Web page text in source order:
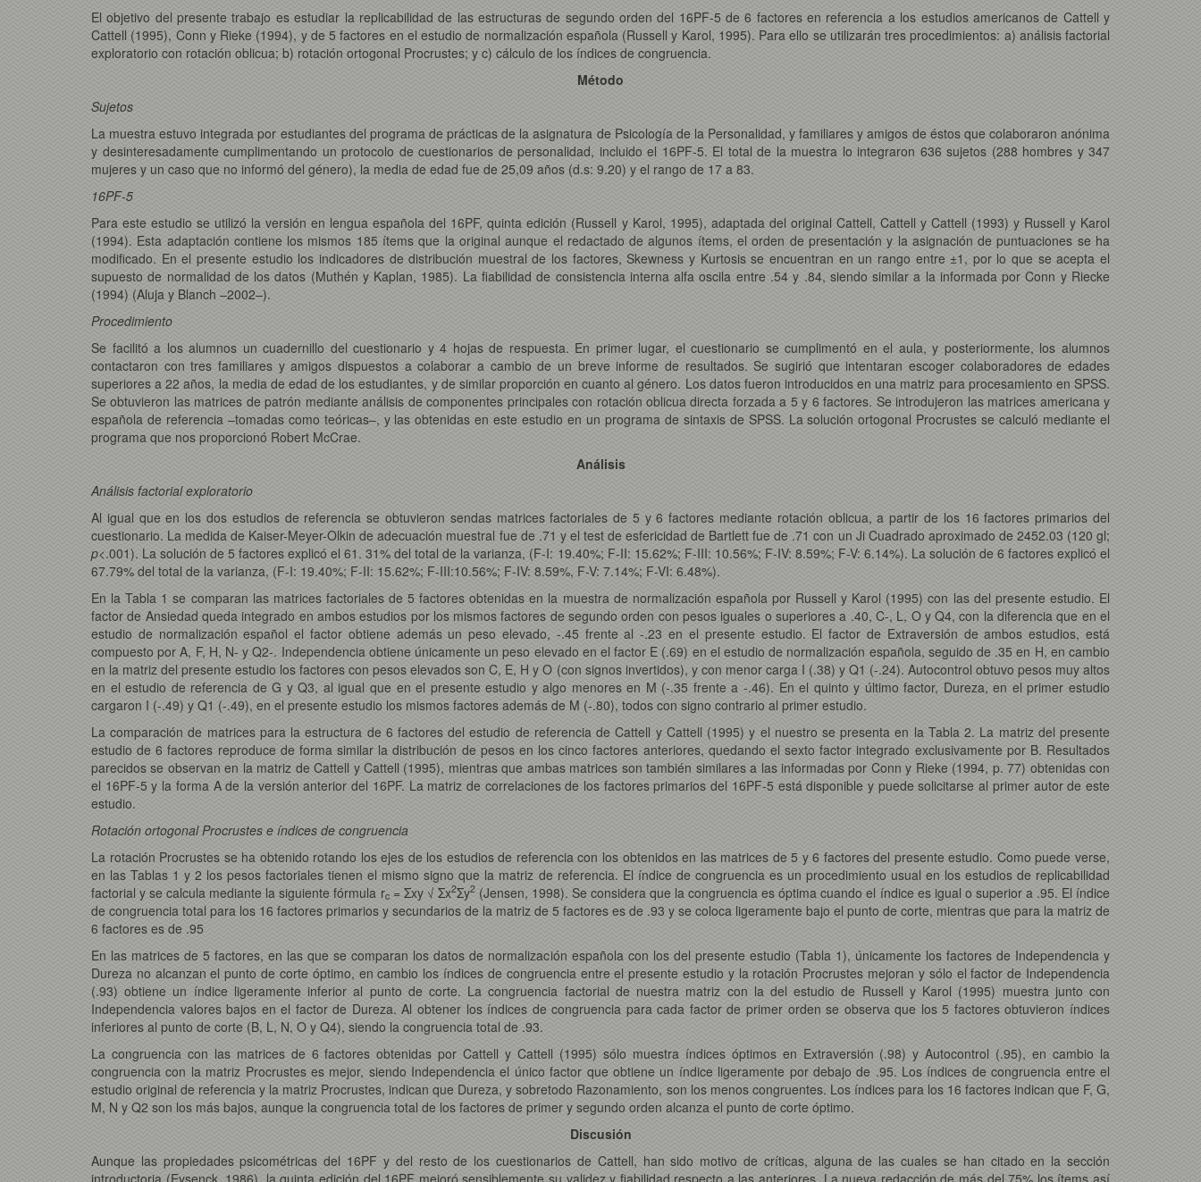
El objetivo del presente trabajo es estudiar la replicabilidad de las estructuras de segundo orden del 16PF-5 de 6 factores en referencia a los estudios americanos de Cattell y
Cattell (1995), Conn y Rieke (1994), y de 5 factores en el estudio de normalización española (Russell y Karol, 1995). Para ello se utilizarán tres procedimientos: a) análisis factorial
exploratorio con rotación oblicua; b) rotación ortogonal Procrustes; y c) cálculo de los índices de congruencia.
Método
Sujetos
La muestra estuvo integrada por estudiantes del programa de prácticas de la asignatura de Psicología de la Personalidad, y familiares y amigos de éstos que colaboraron anónima
y desinteresadamente cumplimentando un protocolo de cuestionarios de personalidad, incluido el 16PF-5. El total de la muestra lo integraron 636 sujetos (288 hombres y 347
mujeres y un caso que no informó del género), la media de edad fue de 25,09 años (d.s: 9.20) y el rango de 17 a 83.
16PF-5
Para este estudio se utilizó la versión en lengua española del 16PF, quinta edición (Russell y Karol, 1995), adaptada del original Cattell, Cattell y Cattell (1993) y Russell y Karol
(1994). Esta adaptación contiene los mismos 185 ítems que la original aunque el redactado de algunos ítems, el orden de presentación y la asignación de puntuaciones se ha
modificado. En el presente estudio los indicadores de distribución muestral de los factores, Skewness y Kurtosis se encuentran en un rango entre ±1, por lo que se acepta el
supuesto de normalidad de los datos (Muthén y Kaplan, 1985). La fiabilidad de consistencia interna alfa oscila entre .54 y .84, siendo similar a la informada por Conn y Riecke
(1994) (Aluja y Blanch –2002–).
Procedimiento
Se facilitó a los alumnos un cuadernillo del cuestionario y 4 hojas de respuesta. En primer lugar, el cuestionario se cumplimentó en el aula, y posteriormente, los alumnos
contactaron con tres familiares y amigos dispuestos a colaborar a cambio de un breve informe de resultados. Se sugirió que intentaran escoger colaboradores de edades
superiores a 22 años, la media de edad de los estudiantes, y de similar proporción en cuanto al género. Los datos fueron introducidos en una matriz para procesamiento en SPSS.
Se obtuvieron las matrices de patrón mediante análisis de componentes principales con rotación oblicua directa forzada a 5 y 6 factores. Se introdujeron las matrices americana y
española de referencia –tomadas como teóricas–, y las obtenidas en este estudio en un programa de sintaxis de SPSS. La solución ortogonal Procrustes se calculó mediante el
programa que nos proporcionó Robert McCrae.
Análisis
Análisis factorial exploratorio
Al igual que en los dos estudios de referencia se obtuvieron sendas matrices factoriales de 5 y 6 factores mediante rotación oblicua, a partir de los 16 factores primarios del
cuestionario. La medida de Kaiser-Meyer-Olkin de adecuación muestral fue de .71 y el test de esfericidad de Bartlett fue de .71 con un Ji Cuadrado aproximado de 2452.03 (120 gl;
p<.001). La solución de 5 factores explicó el 61. 31% del total de la varianza, (F-I: 19.40%; F-II: 15.62%; F-III: 10.56%; F-IV: 8.59%; F-V: 6.14%). La solución de 6 factores explicó el
67.79% del total de la varianza, (F-I: 19.40%; F-II: 15.62%; F-III:10.56%; F-IV: 8.59%, F-V: 7.14%; F-VI: 6.48%).
En la Tabla 1 se comparan las matrices factoriales de 5 factores obtenidas en la muestra de normalización española por Russell y Karol (1995) con las del presente estudio. El
factor de Ansiedad queda integrado en ambos estudios por los mismos factores de segundo orden con pesos iguales o superiores a .40, C-, L, O y Q4, con la diferencia que en el
estudio de normalización español el factor obtiene además un peso elevado, -.45 frente al -.23 en el presente estudio. El factor de Extraversión de ambos estudios, está
compuesto por A, F, H, N- y Q2-. Independencia obtiene únicamente un peso elevado en el factor E (.69) en el estudio de normalización española, seguido de .35 en H, en cambio
en la matriz del presente estudio los factores con pesos elevados son C, E, H y O (con signos invertidos), y con menor carga I (.38) y Q1 (-.24). Autocontrol obtuvo pesos muy altos
en el estudio de referencia de G y Q3, al igual que en el presente estudio y algo menores en M (-.35 frente a -.46). En el quinto y último factor, Dureza, en el primer estudio
cargaron I (-.49) y Q1 (-.49), en el presente estudio los mismos factores además de M (-.80), todos con signo contrario al primer estudio.
La comparación de matrices para la estructura de 6 factores del estudio de referencia de Cattell y Cattell (1995) y el nuestro se presenta en la Tabla 2. La matriz del presente
estudio de 6 factores reproduce de forma similar la distribución de pesos en los cinco factores anteriores, quedando el sexto factor integrado exclusivamente por B. Resultados
parecidos se observan en la matriz de Cattell y Cattell (1995), mientras que ambas matrices son también similares a las informadas por Conn y Rieke (1994, p. 77) obtenidas con
el 16PF-5 y la forma A de la versión anterior del 16PF. La matriz de correlaciones de los factores primarios del 16PF-5 está disponible y puede solicitarse al primer autor de este
estudio.
Rotación ortogonal Procrustes e índices de congruencia
La rotación Procrustes se ha obtenido rotando los ejes de los estudios de referencia con los obtenidos en las matrices de 5 y 6 factores del presente estudio. Como puede verse,
en las Tablas 1 y 2 los pesos factoriales tienen el mismo signo que la matriz de referencia. El índice de congruencia es un procedimiento usual en los estudios de replicabilidad
factorial y se calcula mediante la siguiente fórmula rc= Σxy √ Σx2Σy2(Jensen, 1998). Se considera que la congruencia es óptima cuando el índice es igual o superior a .95. El índice
de congruencia total para los 16 factores primarios y secundarios de la matriz de 5 factores es de .93 y se coloca ligeramente bajo el punto de corte, mientras que para la matriz de
6 factores es de .95
En las matrices de 5 factores, en las que se comparan los datos de normalización española con los del presente estudio (Tabla 1), únicamente los factores de Independencia y
Dureza no alcanzan el punto de corte óptimo, en cambio los índices de congruencia entre el presente estudio y la rotación Procrustes mejoran y sólo el factor de Independencia
(.93) obtiene un índice ligeramente inferior al punto de corte. La congruencia factorial de nuestra matriz con la del estudio de Russell y Karol (1995) muestra junto con
Independencia valores bajos en el factor de Dureza. Al obtener los índices de congruencia para cada factor de primer orden se observa que los 5 factores obtuvieron índices
inferiores al punto de corte (B, L, N, O y Q4), siendo la congruencia total de .93.
La congruencia con las matrices de 6 factores obtenidas por Cattell y Cattell (1995) sólo muestra índices óptimos en Extraversión (.98) y Autocontrol (.95), en cambio la
congruencia con la matriz Procrustes es mejor, siendo Independencia el único factor que obtiene un índice ligeramente por debajo de .95. Los índices de congruencia entre el
estudio original de referencia y la matriz Procrustes, indican que Dureza, y sobretodo Razonamiento, son los menos congruentes. Los índices para los 16 factores indican que F, G,
M, N y Q2 son los más bajos, aunque la congruencia total de los factores de primer y segundo orden alcanza el punto de corte óptimo.
Discusión
Aunque las propiedades psicométricas del 16PF y del resto de los cuestionarios de Cattell, han sido motivo de críticas, alguna de las cuales se han citado en la sección
introductoria (Eysenck, 1986), la quinta edición del 16PF mejoró sensiblemente su validez y fiabilidad respecto a las anteriores. La nueva redacción de más del 75% los ítems así